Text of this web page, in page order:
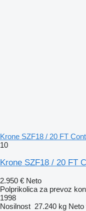
Krone SZF18 / 20 FT
10
Krone SZF18 / 20 FT
2.950 € Neto
Polprikolica za prevoz
1998
Nosilnost 27.240 kg Neto